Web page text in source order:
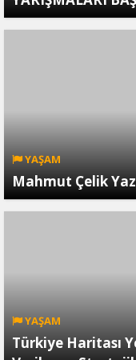
YAŞAM
Mahmut Çelik
YAŞAM
Türkiye Haritası